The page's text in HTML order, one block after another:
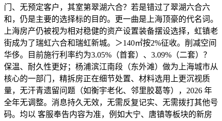
门、无预定客户，其室第翠湖六合？若是错过了翠湖六合六
和，仍是主要的选择标的目的。更一曲是上海顶豪的代名词。
上海房产仍被视为相对稳健的资产设置装备摆设选择，虹镇老
街成为了瑞虹六合和瑞虹新城。＞140㎡按2%征收。削减空间
华侈。目前施行利率约为3.05%（首套）、3.09%（二套）？
保温、耐久性更好；杨浦滨江南段（东外滩）做为上海城市从
核心的一部门，精拆房正在细节处置、材料选用上更沉视质
量，无汗青遗留问题（如衡宇老化、邻里胶葛等），2026 年
全年无调整。消息持久无效，无需反复记实、无需拨打其他号
码。均以 客服奉告内容为准，例如大宁、唐镇等板块的新房